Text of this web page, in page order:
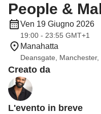
People &
Ven 19 Giugno 2026
19:00 - 23:55 GMT+1
Manahatta
Deansgate,
Creato da
L'evento in breve